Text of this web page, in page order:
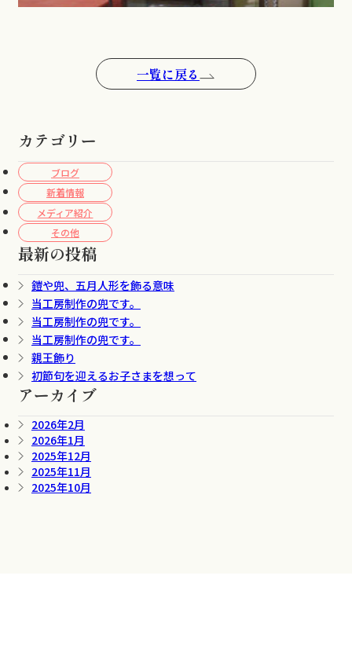
カテゴリー
ブログ
新着情報
メディア紹介
その他
最新の投稿
鎧や兜、五月人形を飾る意味
当工房制作の兜です。
当工房制作の兜です。
当工房制作の兜です。
親王飾り
初節句を迎えるお子さまを想って
アーカイブ
2026年2月
2026年1月
2025年12月
2025年11月
2025年10月
一覧に戻る